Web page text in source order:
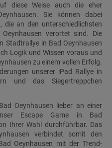
diese Weise auch die eher
Sie können dabei
die an den unterschiedlichsten
verortet sind. Die
Stadtrallye in Bad Oeynhausen
Logik und Wissen voraus und
zu einem vollen Erfolg.
unserer iPad Rallye in
und das Siegertreppchen
Oeynhausen lieber an einer
Escape Game in Bad
Ihrer Wahl durchführbar. Das
verbindet somit den
Oeynhausen mit der Trend-